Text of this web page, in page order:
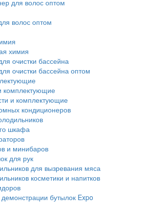
для волос оптом
волос оптом
химия
очистки бассейна
очистки бассейна оптом
комплектующие
и комплектующие
кондиционеров
шкафа
и минибаров
для рук
для вызревания мяса
косметики и напитков
бутылок Expo